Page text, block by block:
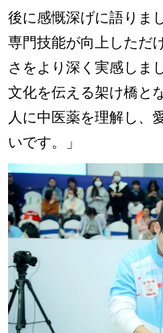
後に感慨深げに語りま
専門技能が向上しただ
さをより深く実感しま
文化を伝える架け橋と
人に中医薬を理解し、
いです。」